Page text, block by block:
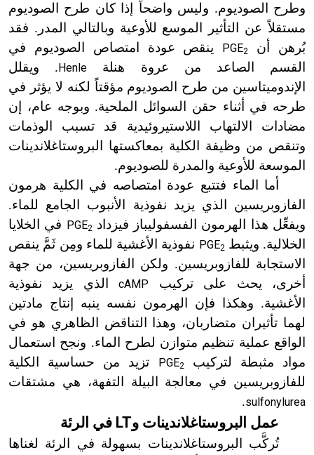
وطرح الصوديوم. وليس واضحاً إذا كان طرح الصوديوم
مستقلاً عن التأثير الموسع للأوعية وبالتالي المدر. فقد
بُرهن أن
PGE2
ينقص عودة امتصاص الصوديوم في
القسم الصاعد من عروة هنلة Henle . ويقلل
الإندوميتاسين من طرح الصوديوم مؤقتاً لكنه لا يؤثر في
طرحه في أثناء حقن السوائل الملحية. وبوجه عام، إن
مضادات الالتهاب اللاستيروئيدية قد تسبب الوذمات
وتنقص من وظيفة الكلية بمعاكستها البروستاغلاندينات
الموسعة للأوعية والمدرة للصوديوم.
أما الماء فتتبع عودة امتصاصه في الكلية هرمون
الفازوبريسين الذي يزيد نفوذية الأنبوب الجامع للماء.
ويفعِّل هذا الهرمون الفسفوليباز فيزداد
PGE2
في الخلايا
الخلالية. ويثبط
PGE2
نفوذية الأغشية للماء ومِن ثَمَّ ينقص
الاستجابة للفازوبريسين. ولكن الفازوبريسين، من جهة
أخرى، يحث على تركيب
cAMPالذي يزيد نفوذية
الأغشية. وهكذا فإن الهرمون نفسه ينبه إنتاج مادتين
لهما تأثيران متضاربان، وهذا التناقض الظاهري هو في
الواقع عملية تنظيم متوازن لطرح الماء. ونجح استعمال
مواد مثبطة لتركيب
PGE2
تزيد من حساسية الكلية
للفازوبريسين في معالجة البيلة التفهة، هي مشتقات
sulfonylurea
.
عمل البروستاغلاندينات وLT في الرئة
تُركَّب البروستاغلاندينات بسهولة في الرئة لغناها